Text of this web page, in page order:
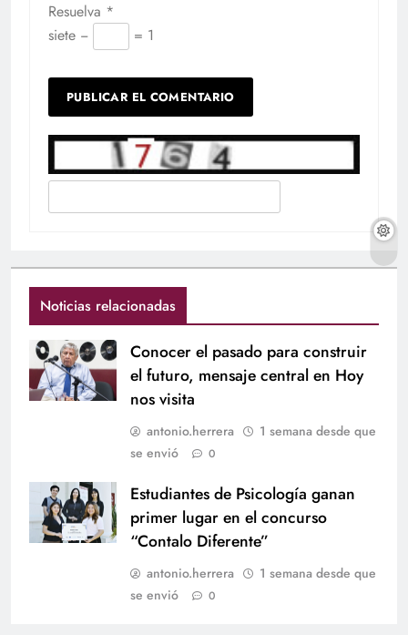
Resuelva *
siete −
= 1
Noticias relacionadas
Conocer el pasado para construir
el futuro, mensaje central en Hoy
nos visita
antonio.herrera
1 semana desde que
se envió
0
Estudiantes de Psicología ganan
primer lugar en el concurso
“Contalo Diferente”
antonio.herrera
1 semana desde que
se envió
0